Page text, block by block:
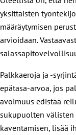
yksittäisten
määräytymisen
arvioidaan.
Palkkaeroja ja -
epätasa-arvoa, jos
avoimuus edistää
sukupuolten
kaventamisen, lisää